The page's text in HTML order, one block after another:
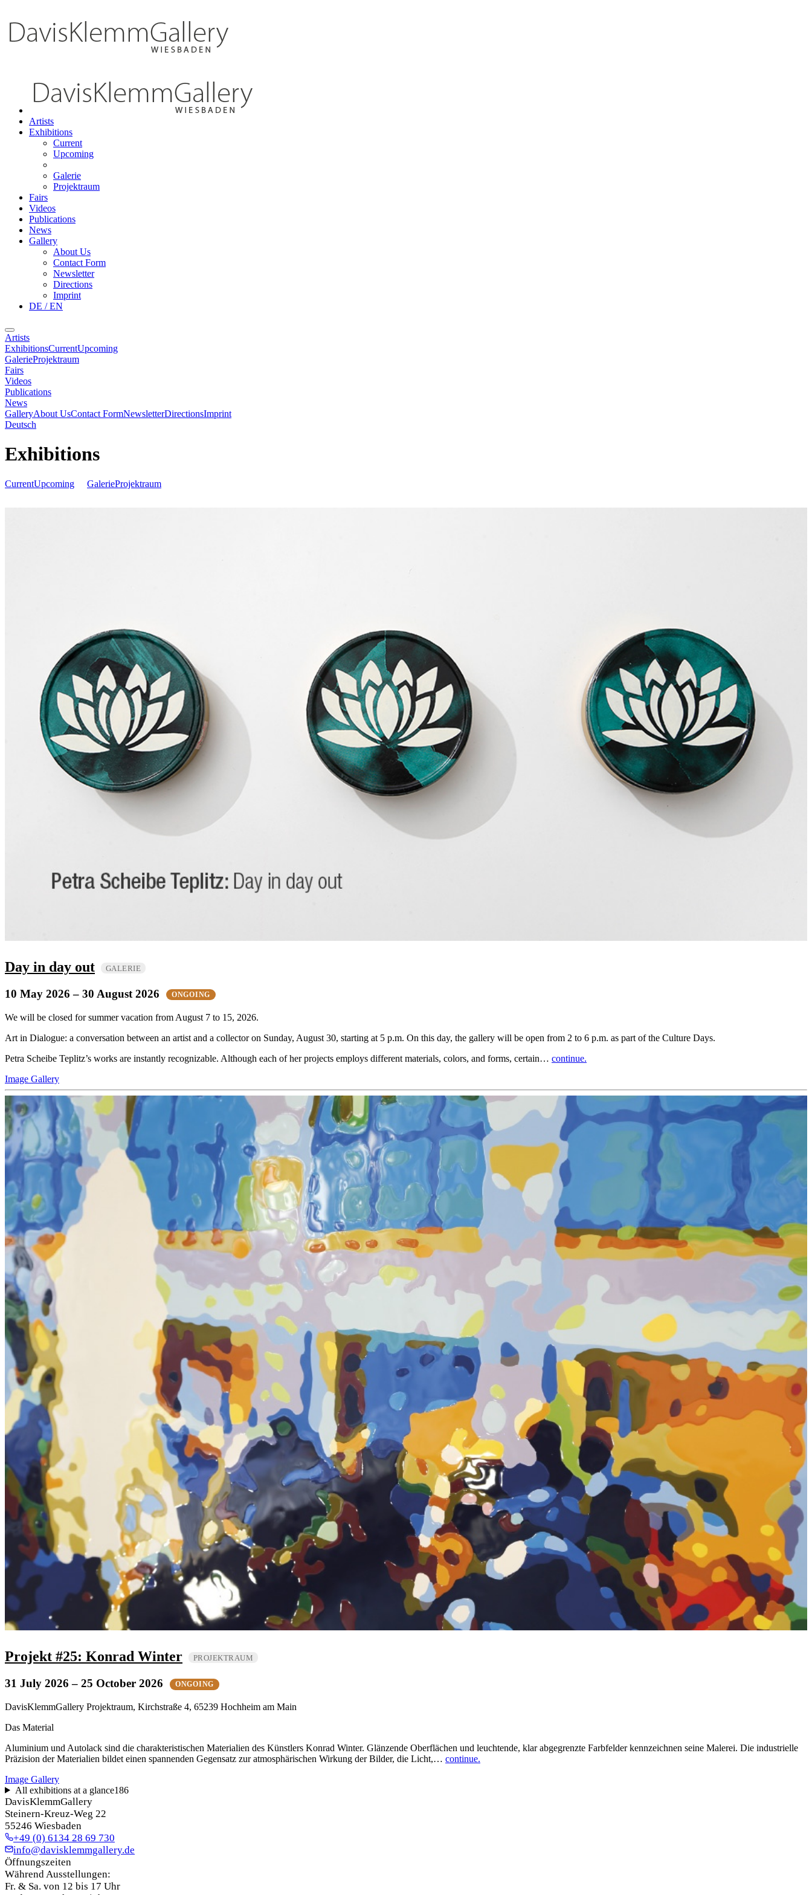
Artists
Exhibitions
Current
Upcoming
Galerie
Projektraum
Fairs
Videos
Publications
News
Gallery
About Us
Contact Form
Newsletter
Directions
Imprint
DE / EN
Artists
ExhibitionsCurrentUpcoming
GalerieProjektraum
Fairs
Videos
Publications
News
GalleryAbout UsContact FormNewsletterDirectionsImprint
Deutsch
Exhibitions
CurrentUpcoming GalerieProjektraum
Day in day out GALERIE
10 May 2026 – 30 August 2026 ONGOING
We will be closed for summer vacation from August 7 to 15, 2026.
Art in Dialogue: a conversation between an artist and a collector on Sunday, August 30, starting at 5 p.m. On this day, the gallery will be open from 2 to 6 p.m. as part of the Culture Days.
Petra Scheibe Teplitz’s works are instantly recognizable. Although each of her projects employs different materials, colors, and forms, certain… continue.
Image Gallery
Projekt #25: Konrad Winter PROJEKTRAUM
31 July 2026 – 25 October 2026 ONGOING
DavisKlemmGallery Projektraum, Kirchstraße 4, 65239 Hochheim am Main
Das Material
Aluminium und Autolack sind die charakteristischen Materialien des Künstlers Konrad Winter. Glänzende Oberflächen und leuchtende, klar abgegrenzte Farbfelder kennzeichnen seine Malerei. Die industrielle
Präzision der Materialien bildet einen spannenden Gegensatz zur atmosphärischen Wirkung der Bilder, die Licht,… continue.
Image Gallery
All exhibitions at a glance186
DavisKlemmGallery
Steinern-Kreuz-Weg 22
55246 Wiesbaden
+49 (0) 6134 28 69 730
info@davisklemmgallery.de
Öffnungszeiten
Während Ausstellungen:
Fr. & Sa. von 12 bis 17 Uhr